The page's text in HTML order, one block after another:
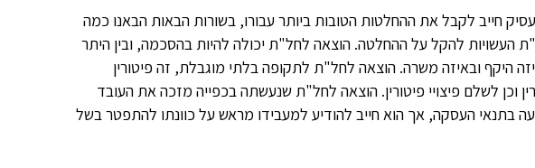
חייב לקבל את ההחלטות הטובות ביותר עבורו, בשורות הבאות הבאנו כמה
העשויות להקל על ההחלטה. הוצאה לחל"ת יכולה להיות בהסכמה, ובין היתר
היקף ובאיזה משרה. הוצאה לחל"ת לתקופה בלתי מוגבלת, זה פיטורין
וכן לשלם פיצויי פיטורין. הוצאה לחל"ת שנעשתה בכפייה מזכה את העובד
בתנאי העסקה, אך הוא חייב להודיע למעבידו מראש על כוונתו להתפטר בשל